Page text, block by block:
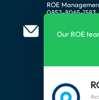
ROE
0852-8065-1583
Our ROE